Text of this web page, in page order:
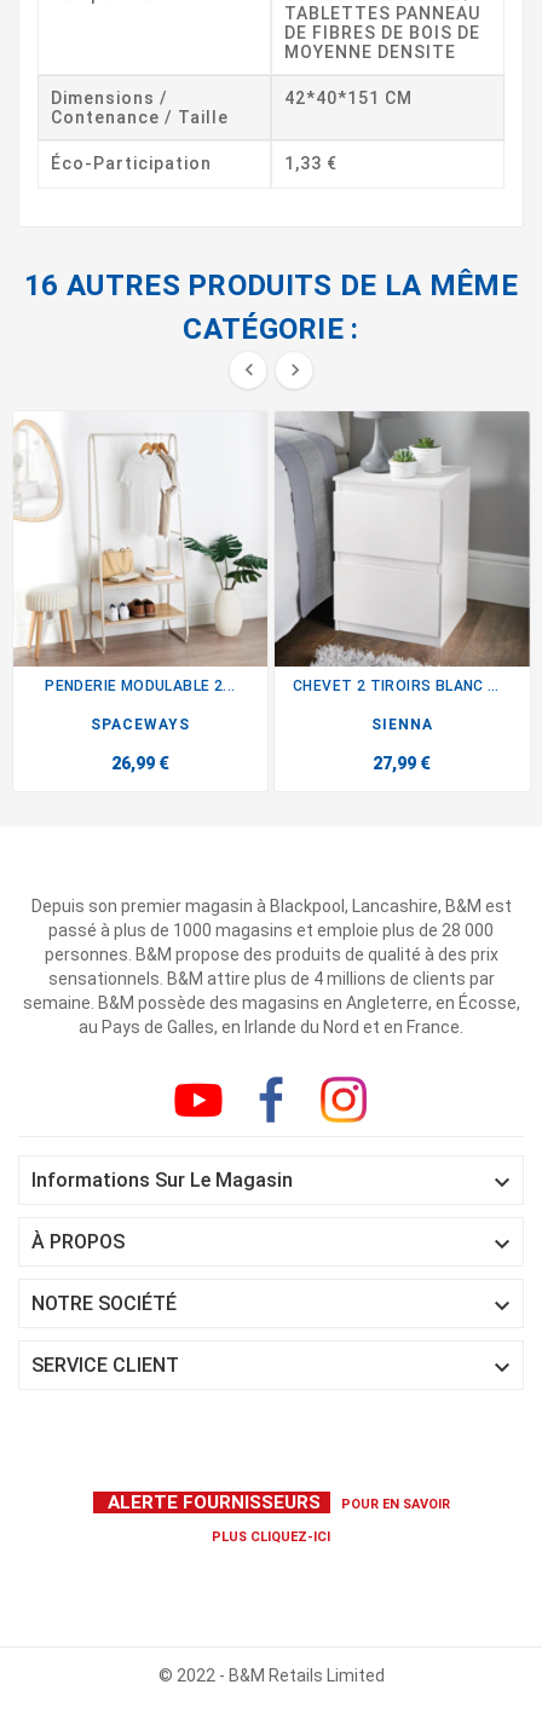
TABLETTES PANNEAU
DE FIBRES DE BOIS DE
MOYENNE DENSITE
Dimensions /
Contenance / Taille
42*40*151 CM
Éco-Participation 1,33 €
16 AUTRES PRODUITS DE LA MÊME
CATÉGORIE :
 
PENDERIE MODULABLE 2...
SPACEWAYS
26,99 €
CHEVET 2 TIROIRS BLANC MAT
SIENNA
27,99 €
Depuis son premier magasin à Blackpool, Lancashire, B&M est
passé à plus de 1000 magasins et emploie plus de 28 000
personnes. B&M propose des produits de qualité à des prix
sensationnels. B&M attire plus de 4 millions de clients par
semaine. B&M possède des magasins en Angleterre, en Écosse,
au Pays de Galles, en Irlande du Nord et en France.
Informations Sur Le Magasin 
À PROPOS 
NOTRE SOCIÉTÉ 
SERVICE CLIENT 
ALERTE FOURNISSEURS POUR EN SAVOIR
PLUS CLIQUEZ-ICI
© 2022 - B&M Retails Limited